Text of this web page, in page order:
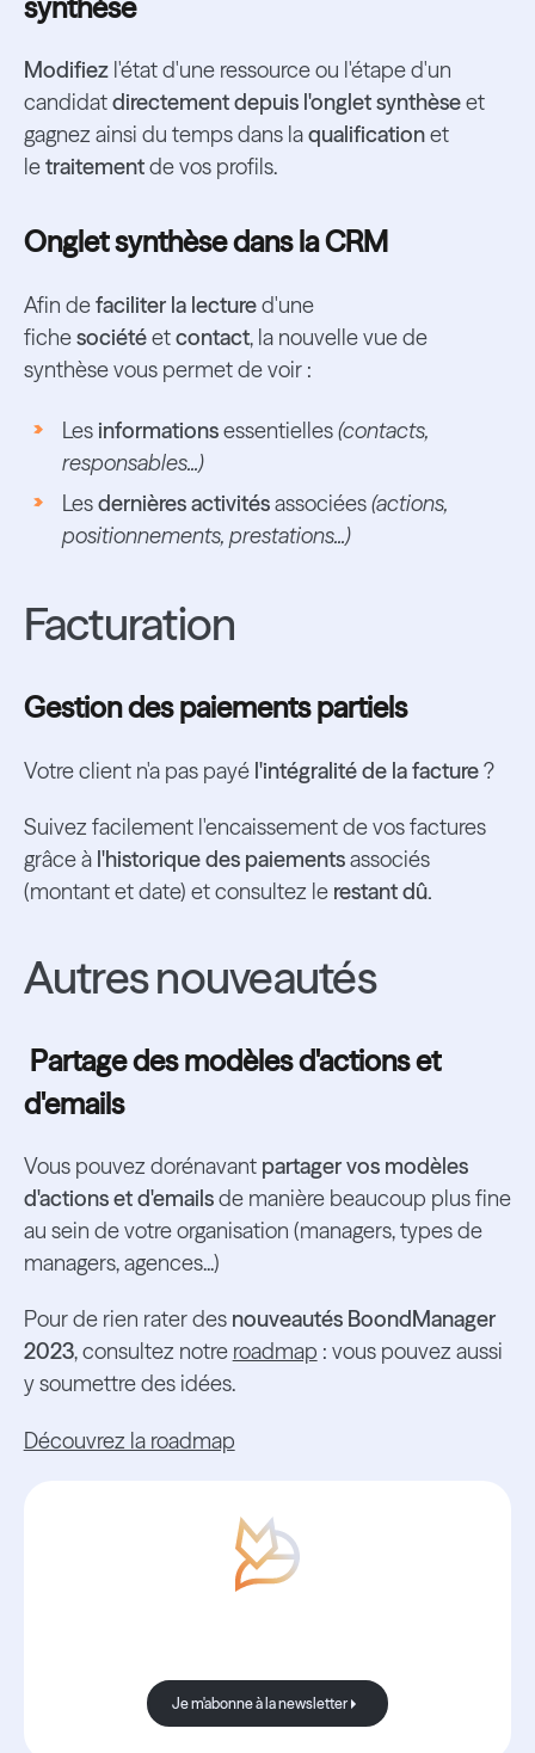
synthèse
Modifiez l'état d'une ressource ou l'étape d'un
candidatdirectement depuis l'onglet synthèseet
gagnez ainsi du temps dans laqualificationet
letraitementde vos profils.
Onglet synthèse dans la CRM
Afin defaciliter la lectured'une
fichesociétéetcontact, la nouvelle vue de
synthèse vous permet de voir :
Les informationsessentielles(contacts,
responsables...)
Lesdernières activitésassociées(actions,
positionnements, prestations...)
Facturation
Gestion des paiements partiels
Votre client n'a pas payé l'intégralité de la facture?
Suivez facilement l'encaissement de vos factures
grâce à l'historique des paiementsassociés
(montant et date) et consultez le restant dû.
Autres nouveautés
Partage des modèles d'actions et
d'emails
Vous pouvez dorénavant partager vos modèles
d'actions et d'emailsde manière beaucoup plus fine
au sein de votre organisation (managers, types de
managers, agences...)
Pour de rien rater des nouveautés BoondManager
2023, consultez notre roadmap : vous pouvez aussi
y soumettre des idées.
Découvrez la roadmap
Je m'abonne à la newsletter
Je m'abonne à la newsletter